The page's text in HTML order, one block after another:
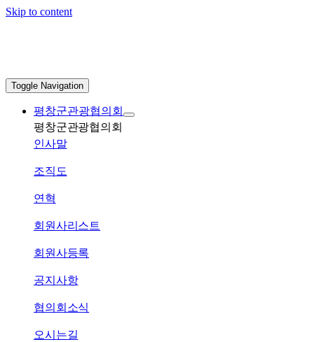
Skip to content
Toggle Navigation
평창군관광협의회
평창군관광협의회
인사말
조직도
연혁
회원사리스트
회원사등록
공지사항
협의회소식
오시는길